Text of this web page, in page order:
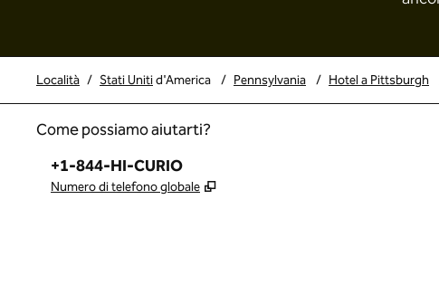
Località / Stati Unitid'America / Pennsylvania / Hotel a Pittsburgh
Come possiamo aiutarti?
Telefono:
+1-844-HI-CURIO
Numero di telefono globale ,